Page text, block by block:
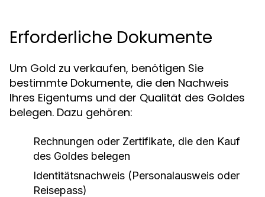
Erforderliche Dokumente
Um Gold zu verkaufen, benötigen Sie
bestimmte Dokumente, die den Nachweis
Ihres Eigentums und der Qualität des Goldes
belegen. Dazu gehören:
Rechnungen oder Zertifikate, die den Kauf
des Goldes belegen
Identitätsnachweis (Personalausweis oder
Reisepass)